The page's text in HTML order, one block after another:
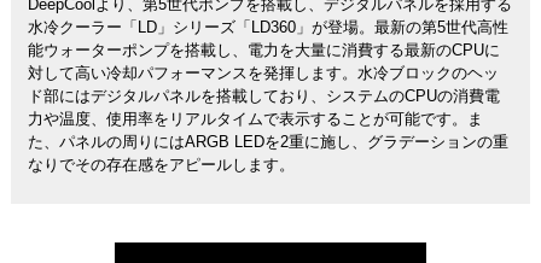
DeepCoolより、第5世代ポンプを搭載し、デジタルパネルを採用する
水冷クーラー「LD」シリーズ「LD360」が登場。最新の第5世代高性
能ウォーターポンプを搭載し、電力を大量に消費する最新のCPUに
対して高い冷却パフォーマンスを発揮します。水冷ブロックのヘッ
ド部にはデジタルパネルを搭載しており、システムのCPUの消費電
力や温度、使用率をリアルタイムで表示することが可能です。ま
た、パネルの周りにはARGB LEDを2重に施し、グラデーションの重
なりでその存在感をアピールします。